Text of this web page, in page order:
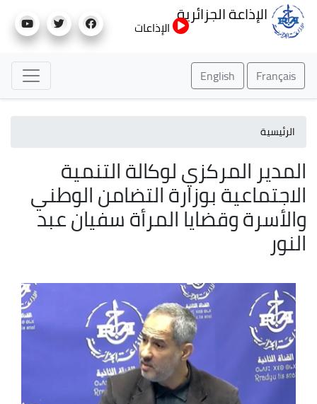
إلى
الإذاعة الجزائرية
الإذاعات
Français
English
الرئيسية
المدير المركزي لوكالة التنمية
الاجتماعية بوزارة التضامن الوطني
والأسرة وقضايا المرأة سفيان عبد
النور